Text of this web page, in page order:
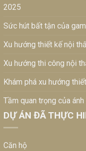
2025
Sức hút bất tận của
Xu hướng thiết kế nội
Xu hướng thi công nội
Khám phá xu hướng
Tầm quan trọng của
DỰ ÁN ĐÃ THỰC
Căn hộ